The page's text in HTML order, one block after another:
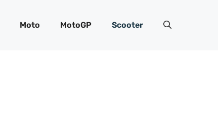
Moto MotoGP Scooter